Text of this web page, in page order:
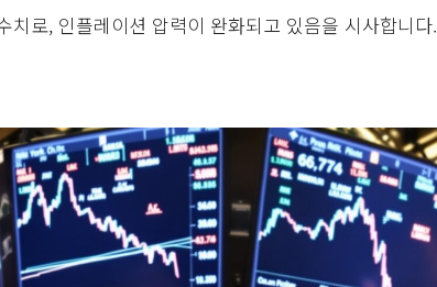
치로, 인플레이션 압력이 완화되고 있음을 시사합니다.